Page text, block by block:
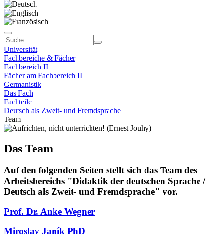
Universität
Fachbereiche & Fächer
Fachbereich II
Fächer am Fachbereich II
Germanistik
Das Fach
Fachteile
Deutsch als Zweit- und Fremdsprache
Team
Das Team
Auf den folgenden Seiten stellt sich das Team des
Arbeitsbereichs "Didaktik der deutschen Sprache /
Deutsch als Zweit- und Fremdsprache" vor.
Prof. Dr. Anke Wegner
Miroslav Janík PhD